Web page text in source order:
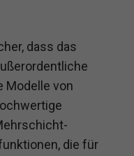
dass das
Modelle von
die für